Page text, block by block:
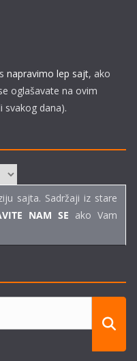
napravimo lep sajt, ako
oglašavate na ovim
svakog dana).
sajta. Sadržaji iz stare
NAM SE ako Vam